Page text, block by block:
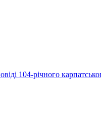
104-річного